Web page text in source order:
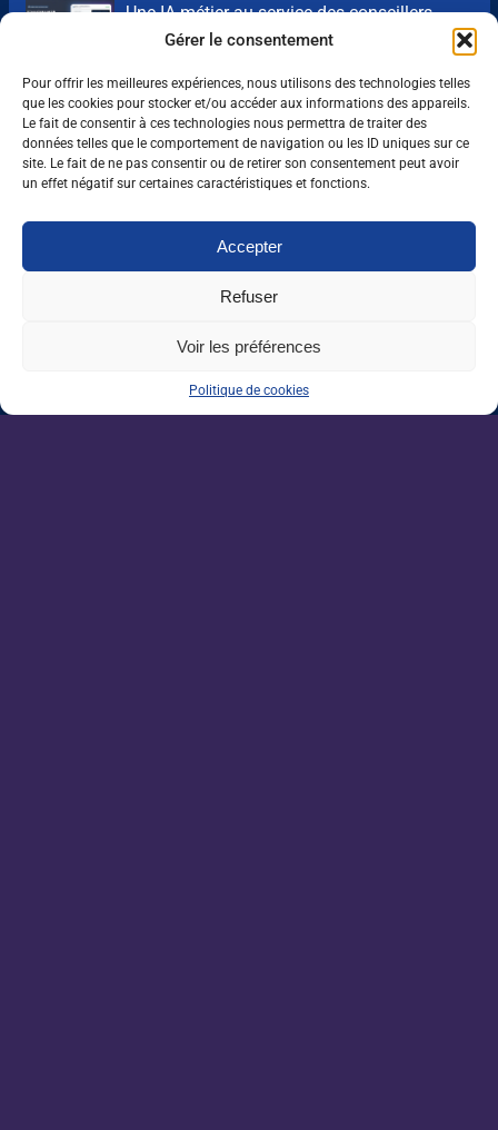
Gérer le consentement
Pour offrir les meilleures expériences, nous utilisons des technologies telles
que les cookies pour stocker et/ou accéder aux informations des appareils.
Le fait de consentir à ces technologies nous permettra de traiter des
données telles que le comportement de navigation ou les ID uniques sur ce
site. Le fait de ne pas consentir ou de retirer son consentement peut avoir
un effet négatif sur certaines caractéristiques et fonctions.
Accepter
Refuser
Voir les préférences
Politique de cookies
Une IA métier au service des conseillers
d’Auraïa
Devenez un acteur de la
filière agricole.
Plus de 1200 offres d'emplois partout en
NOS ARTICLES SIMILAIRES